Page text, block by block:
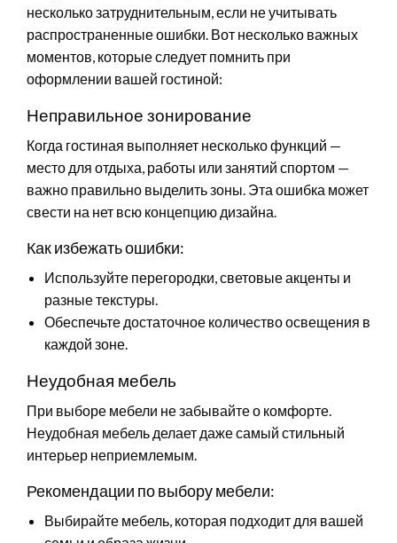
несколько затруднительным, если не учитывать
распространенные ошибки. Вот несколько важных
моментов, которые следует помнить при
оформлении вашей гостиной:
Неправильное зонирование
Когда гостиная выполняет несколько функций —
место для отдыха, работы или занятий спортом —
важно правильно выделить зоны. Эта ошибка может
свести на нет всю концепцию дизайна.
Как избежать ошибки:
Используйте перегородки, световые акценты и
разные текстуры.
Обеспечьте достаточное количество освещения в
каждой зоне.
Неудобная мебель
При выборе мебели не забывайте о комфорте.
Неудобная мебель делает даже самый стильный
интерьер неприемлемым.
Рекомендации по выбору мебели:
Выбирайте мебель, которая подходит для вашей